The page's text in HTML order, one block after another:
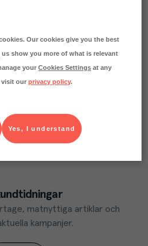
klimatet motsvarande
klimatavtryck
matnyttiga artiklar och
kampanjer.
Our cookies give you the best
show you more of what is relevant
yourCookies Settings at any
visit ourprivacy policy.
Yes, I understand